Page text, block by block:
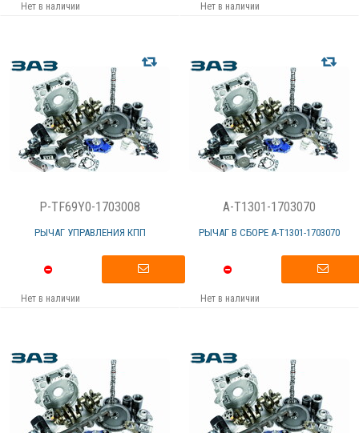
Нет в наличии Нет в наличии
P-TF69Y0-1703008
РЫЧАГ УПРАВЛЕНИЯ КПП
Нет в наличии
A-T1301-1703070
РЫЧАГ В СБОРЕ А-T1301-1703070
Нет в наличии